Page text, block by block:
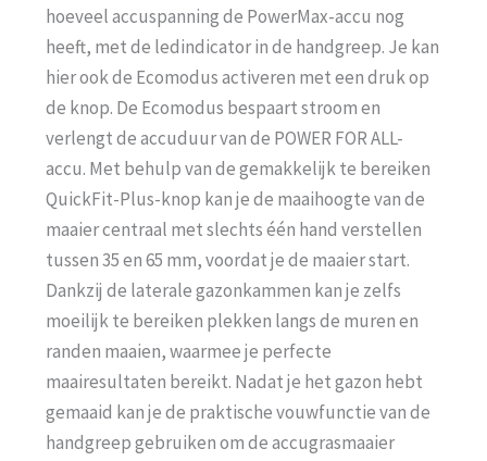
hoeveel accuspanning de PowerMax-accu nog
heeft, met de ledindicator in de handgreep. Je kan
hier ook de Ecomodus activeren met een druk op
de knop. De Ecomodus bespaart stroom en
verlengt de accuduur van de POWER FOR ALL-
accu. Met behulp van de gemakkelijk te bereiken
QuickFit-Plus-knop kan je de maaihoogte van de
maaier centraal met slechts één hand verstellen
tussen 35 en 65 mm, voordat je de maaier start.
Dankzij de laterale gazonkammen kan je zelfs
moeilijk te bereiken plekken langs de muren en
randen maaien, waarmee je perfecte
maairesultaten bereikt. Nadat je het gazon hebt
gemaaid kan je de praktische vouwfunctie van de
handgreep gebruiken om de accugrasmaaier